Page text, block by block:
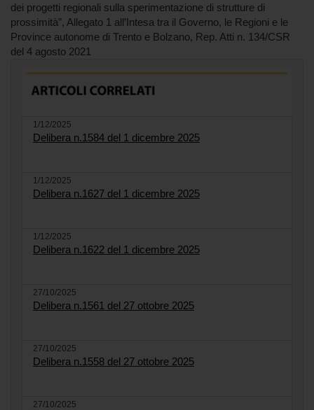
dei progetti regionali sulla sperimentazione di strutture di
prossimità”, Allegato 1 all’Intesa tra il Governo, le Regioni e le
Province autonome di Trento e Bolzano, Rep. Atti n. 134/CSR
del 4 agosto 2021
1/12/2025
Delibera n.1584 del 1 dicembre 2025
1/12/2025
Delibera n.1627 del 1 dicembre 2025
1/12/2025
Delibera n.1622 del 1 dicembre 2025
27/10/2025
Delibera n.1561 del 27 ottobre 2025
27/10/2025
Delibera n.1558 del 27 ottobre 2025
27/10/2025